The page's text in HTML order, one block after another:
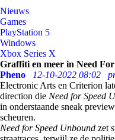
Nieuws
Games
PlayStation 5
Windows
Xbox Series X
Graffiti en meer in Need
Pheno
12-10-2022 08:02
Electronic Arts en Criterion
direction die Need for Speed
in onderstaande sneak
scheuren.
Need for Speed Unbound zet